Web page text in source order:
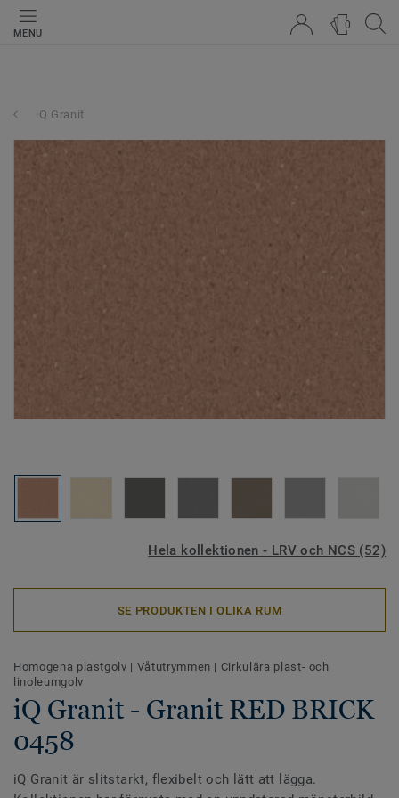
MENU
0
iQ Granit
Hela kollektionen - LRV och NCS (52)
SE PRODUKTEN I OLIKA RUM
Homogena plastgolv | Våtutrymmen | Cirkulära plast- och
linoleumgolv
iQ Granit - Granit RED BRICK
0458
iQ Granit är slitstarkt, flexibelt och lätt att lägga.